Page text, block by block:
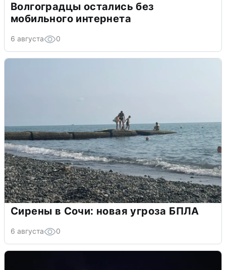
Волгоградцы остались без
мобильного интернета
6 августа 0
Сирены в Сочи: новая угроза БПЛА
6 августа 0